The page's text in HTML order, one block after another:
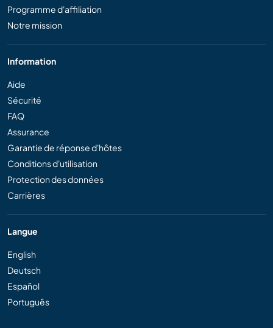
Programme d'affiliation
Notre mission
Information
Aide
Sécurité
FAQ
Assurance
Garantie de réponse d'hôtes
Conditions d'utilisation
Protection des données
Carrières
Langue
English
Deutsch
Español
Português